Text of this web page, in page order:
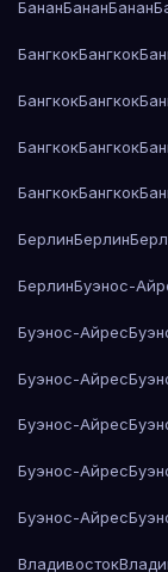
БананБананБанан
БангкокБангкок
БангкокБангкок
БангкокБангкок
БангкокБангкок
БерлинБерлин
БерлинБуэнос-
Буэнос-Айрес
Буэнос-Айрес
Буэнос-Айрес
Буэнос-Айрес
Буэнос-Айрес
Владивосток